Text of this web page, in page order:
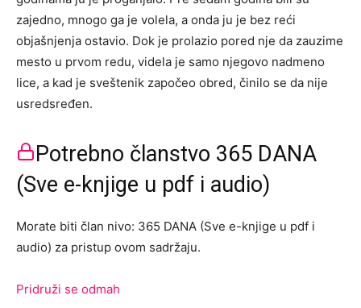
zajedno, mnogo ga je volela, a onda ju je bez reći
objašnjenja ostavio. Dok je prolazio pored nje da zauzime
mesto u prvom redu, videla je samo njegovo nadmeno
lice, a kad je sveštenik započeo obred, činilo se da nije
usredsređen.
Potrebno članstvo 365 DANA
(Sve e-knjige u pdf i audio)
Morate biti član nivo: 365 DANA (Sve e-knjige u pdf i
audio) za pristup ovom sadržaju.
Pridruži se odmah